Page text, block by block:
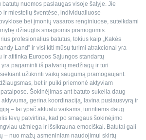
nuomos paslaugas visoje šalyje. Jie
ir miestelių šventėse, individualiuose
bei įmonių vasaros renginiuose, suteikdami
džiaugtis smagiomis pramogomis.
profesionalius batutus, tokius kaip „Kakės
Land” ir visi kiti mūsų turimi atrakcionai yra
ir atitinka Europos Sąjungos standartų
pagaminti iš patvarių medžiagų ir turi
užtikrinti vaikų saugumą pramogaujant.
bet ir puiki priemonė aktyviam
Šokinėjimas ant batuto sukelia daug
gerina koordinaciją, lavina pusiausvyrą ir
– tai ypač aktualu vaikams, turintiems daug
tėvų patvirtina, kad po smagaus šokinėjimo
užmiega ir išsikrauna emociškai. Batutai gali
– nuo mažų asmeniniam naudojimui skirtų